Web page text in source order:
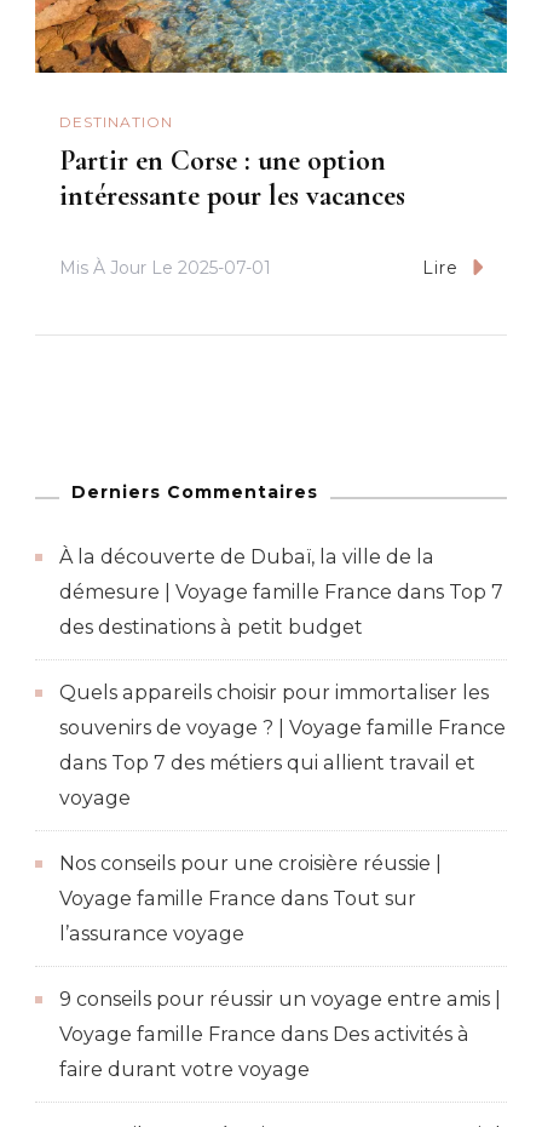
DESTINATION
Partir en Corse : une option
intéressante pour les vacances
Mis À Jour Le 2025-07-01 Lire
Derniers Commentaires
À la découverte de Dubaï, la ville de la
démesure | Voyage famille France dans Top 7
des destinations à petit budget
Quels appareils choisir pour immortaliser les
souvenirs de voyage ? | Voyage famille France
dans Top 7 des métiers qui allient travail et
voyage
Nos conseils pour une croisière réussie |
Voyage famille France dans Tout sur
l’assurance voyage
9 conseils pour réussir un voyage entre amis |
Voyage famille France dans Des activités à
faire durant votre voyage